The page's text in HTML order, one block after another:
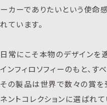
ーカーでありたいという使命
れています。
日常にこそ本物のデザインを
インフィロソフィーのもと、す
その製品は世界で数々の賞を
ネントコレクションに選ばれて